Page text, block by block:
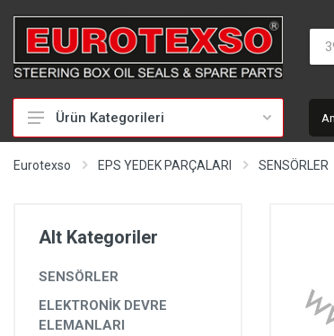
HİDROLİK DİREKSİYON TAMİR TAKIMLARI
SOMUNLAR VE KAPAKLAR
Ürün Kategorileri
Eurotexso EPS YEDEK PARÇALARI SENSÖRLER
Alt Kategoriler
SENSÖRLER
ELEKTRONİK DEVRE
ELEMANLARI